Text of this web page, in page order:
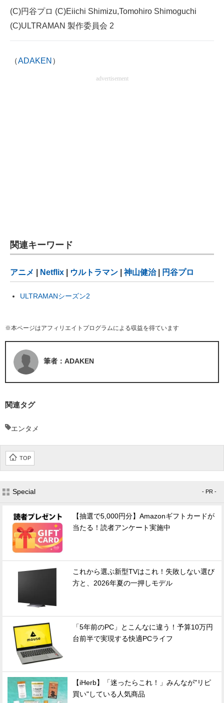
(C)円谷プロ (C)Eiichi Shimizu,Tomohiro Shimoguchi
(C)ULTRAMAN 製作委員会 2
（ADAKEN ）
advertisement
関連キーワード
アニメ Netflix ウルトラマン |神山健治| 円谷プロ
ULTRAMANシーズン2
※本ページはアフィリエイトプログラムによる収益を得ています
筆者：ADAKEN
関連タグ
エンタメ
TOP
Special - PR -
【抽選で5,000円分】Amazonギフトカードが
当たる！読者アンケート実施中
これから選ぶ新型TVはこれ！失敗しない選び
方と、2026年夏の一押しモデル
「5年前のPC」とこんなに違う！予算10万円
台前半で実現する快適PCライフ
【iHerb】「迷ったらこれ！」みんなが"リピ
買い"している人気商品